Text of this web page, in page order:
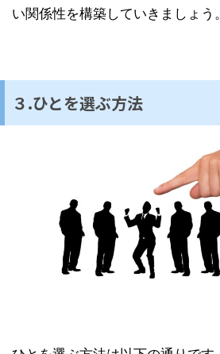
い関係性を構築していきましょう。
３.ひとを選ぶ方法